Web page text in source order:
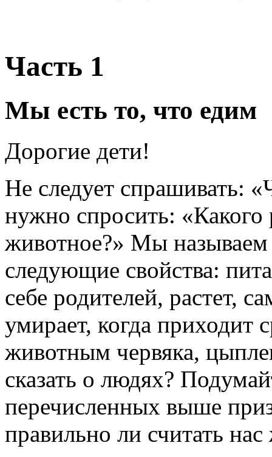
Часть 1
Мы есть то, что едим
Дорогие дети!
Не следует спрашивать:
нужно спросить: «Какого
животное?» Мы
следующие свойства:
себе родителей, растет,
умирает, когда
животным червяка,
сказать о людях?
перечисленных выше
правильно ли считать